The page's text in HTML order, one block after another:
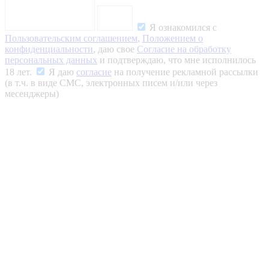
Я ознакомился с
Пользовательским соглашением, Положением о
конфиденциальности, даю свое Согласие на обработку
персональных данных и подтверждаю, что мне исполнилось
18 лет.
Я даю согласие на получение рекламной рассылки
(в т.ч. в виде СМС, электронных писем и/или через
месенджеры)